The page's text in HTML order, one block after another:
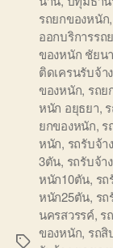
Tags
รถยกของหนัก,
ออกบริการรถ
ของหนัก ชัยน
ติดเครนรับจ้า
ของหนัก, รถย
หนัก อยุธยา,
ยกของหนัก, ร
หนัก, รถรับจ้
3ตัน, รถรับจ้า
หนัก10ตัน, ร
หนัก25ตัน, ร
นครสวรรค์, ร
ของหนัก, รถสิ